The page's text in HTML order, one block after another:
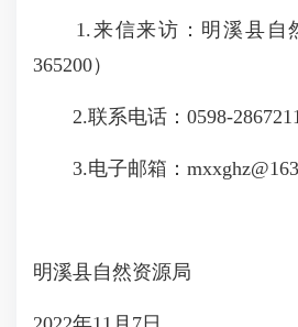
1.来信来访：明溪县自
365200）
2.联系电话：0598-
3.电子邮箱：
明溪县自然资源局